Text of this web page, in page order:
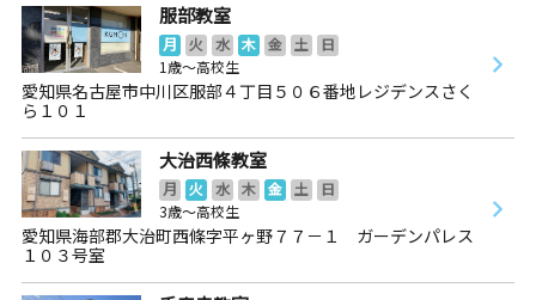
服部教室
月 火 水 木 金 土
日
1歳～高校生
愛知県名古屋市中川区服部４丁目５０６番地レジデンスさく
ら１０１
大治西條教室
月 火 水 木 金 土
日
3歳～高校生
愛知県海部郡大治町西條字平ヶ野７７－１ ガーデンパレス
１０３号室